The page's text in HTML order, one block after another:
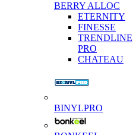
BERRY ALLOC
ETERNITY
FINESSE
TRENDLINE
PRO
CHATEAU
BINYLPRO